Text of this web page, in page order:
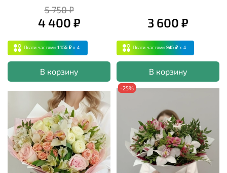
5 750 ₽
4 400 ₽
Плати частями 1155 ₽ x 4
В корзину
3 600 ₽
Плати частями 945 ₽ x 4
В корзину
-25%